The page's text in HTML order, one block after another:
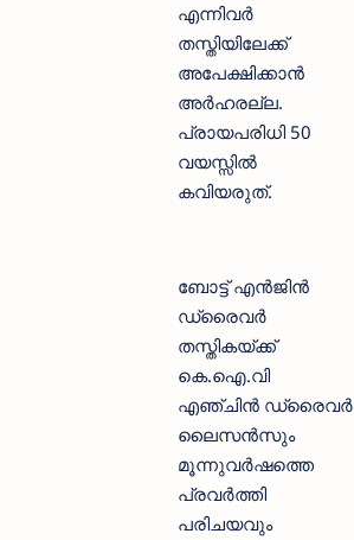
എന്നിവർ
തസ്തിയിലേക്ക്
അപേക്ഷിക്കാൻ
അർഹരല്ല.
പ്രായപരിധി 50
വയസ്സിൽ
കവിയരുത്.
ബോട്ട് എൻജിൻ
ഡ്രൈവർ
തസ്തികയ്ക്ക്
കെ.ഐ.വി
എഞ്ചിൻ ഡ്രൈവർ
ലൈസൻസും
മൂന്നുവർഷത്തെ
പ്രവർത്തി
പരിചയവും